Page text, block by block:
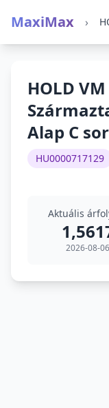
MaxiMax ›
HOLD
Alap C
HU0000717129
Aktuális
2026-08-06